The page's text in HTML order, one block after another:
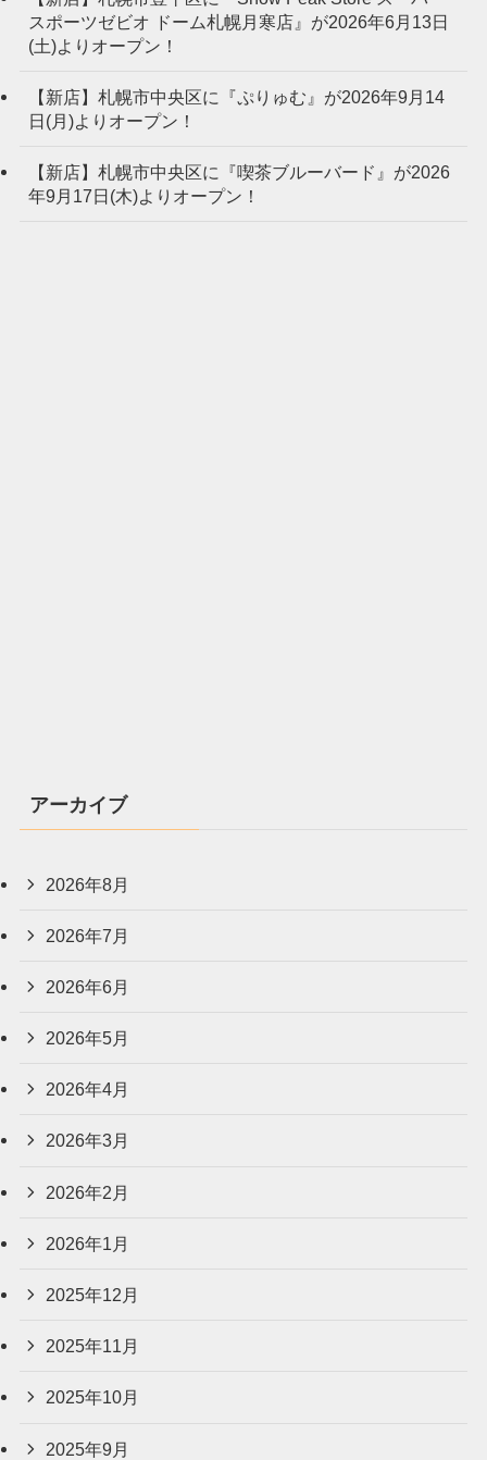
スポーツゼビオ ドーム札幌月寒店』が2026年6月13日
(土)よりオープン！
【新店】札幌市中央区に『ぷりゅむ』が2026年9月14
日(月)よりオープン！
【新店】札幌市中央区に『喫茶ブルーバード』が2026
年9月17日(木)よりオープン！
アーカイブ
2026年8月
2026年7月
2026年6月
2026年5月
2026年4月
2026年3月
2026年2月
2026年1月
2025年12月
2025年11月
2025年10月
2025年9月